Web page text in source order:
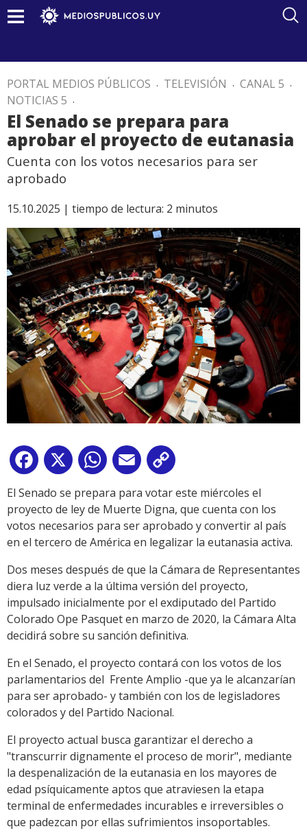
PORTAL MEDIOS PÚBLICOS . TELEVISIÓN . CANAL 5 .
NOTICIAS 5 .
El Senado se prepara para
aprobar el proyecto de eutanasia
Cuenta con los votos necesarios para ser
aprobado
15.10.2025 | tiempo de lectura: 2 minutos
Facebook
X WhatsApp
Email
Link
El Senado se prepara para votar este miércoles el
proyecto de ley de Muerte Digna, que cuenta con los
votos necesarios para ser aprobado y convertir al país
en el tercero de América en legalizar la eutanasia activa.
Dos meses después de que la Cámara de Representantes
diera luz verde a la última versión del proyecto,
impulsado inicialmente por el exdiputado del Partido
Colorado Ope Pasquet en marzo de 2020, la Cámara Alta
decidirá sobre su sanción definitiva.
En el Senado, el proyecto contará con los votos de los
parlamentarios del Frente Amplio -que ya le alcanzarían
para ser aprobado- y también con los de legisladores
colorados y del Partido Nacional.
El proyecto actual busca garantizar el derecho a
"transcurrir dignamente el proceso de morir", mediante
la despenalización de la eutanasia en los mayores de
edad psíquicamente aptos que atraviesen la etapa
terminal de enfermedades incurables e irreversibles o
que padezcan por ellas sufrimientos insoportables.